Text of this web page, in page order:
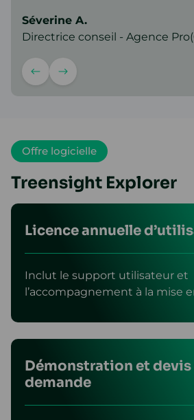
Séverine A.
Directrice conseil - Agence
Offre logicielle
Treensight Explorer
Licence annuelle
Inclut le support utilisateur et
l’accompagnement à la mise
Démonstration et devis
demande